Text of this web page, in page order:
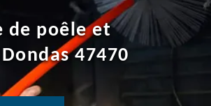
de poêle et
47470